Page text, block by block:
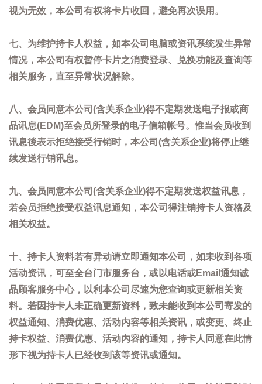
视为无效，本公司有权将卡片收回，避免再次误用。
七、为维护持卡人权益，如本公司电脑或资讯系统发生异常
情况，本公司有权暂停卡片之消费登录、兑换功能及查询等
相关服务，直至异常状况解除。
八、会员同意本公司(含关系企业)得不定期发送电子报或商
品讯息(EDM)至会员所登录的电子信箱帐号。惟当会员收到
讯息後表示拒绝接受行销时，本公司(含关系企业)将停止继
续发送行销讯息。
九、会员同意本公司(含关系企业)得不定期发送权益讯息，
若会员拒绝接受权益讯息通知，本公司得注销持卡人资格及
相关权益。
十、持卡人资料若有异动请立即通知本公司，如未收到各项
活动资讯，可至全台门市服务台，或以电话或Email通知诚
品顾客服务中心，以利本公司尽速为您查询或更新相关资
料。若因持卡人未正确更新资料，致未能收到本公司寄发的
权益通知、消费优惠、活动内容等相关资讯，或变更、终止
持卡权益、消费优惠、活动内容的通知，持卡人同意在此情
形下视为持卡人已经收到该等资讯或通知。